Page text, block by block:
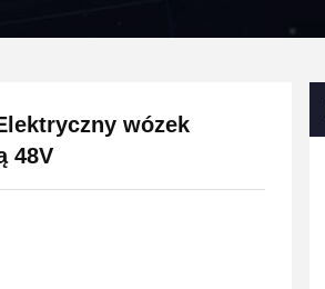
wózek
48V